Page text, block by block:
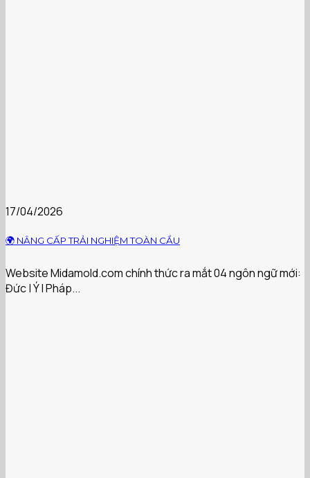
17/04/2026
🌍 NÂNG CẤP TRẢI NGHIỆM TOÀN CẦU
Website Midamold.com chính thức ra mắt 04 ngôn ngữ mới:
Đức | Ý | Pháp...